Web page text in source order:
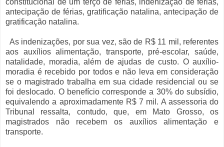
constitucional de um terço de férias, indenização de férias,
antecipação de férias, gratificação natalina, antecipação de
gratificação natalina.
As indenizações, por sua vez, são de R$ 11 mil, referentes
aos auxílios alimentação, transporte, pré-escolar, saúde,
natalidade, moradia, além de ajudas de custo. O auxílio-
moradia é recebido por todos e não leva em consideração
se o magistrado trabalha em sua cidade residencial ou se
foi deslocado. O benefício corresponde a 30% do subsídio,
equivalendo a aproximadamente R$ 7 mil. A assessoria do
Tribunal ressalta, contudo, que, em Mato Grosso, os
magistrados não recebem os auxílios alimentação e
transporte.